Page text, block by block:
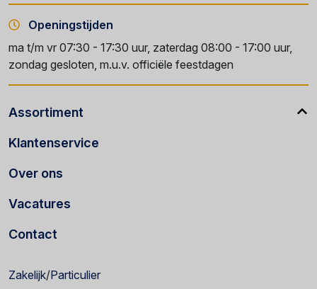
Openingstijden
ma t/m vr 07:30 - 17:30 uur, zaterdag 08:00 - 17:00 uur,
zondag gesloten, m.u.v. officiële feestdagen
Assortiment
Klantenservice
Over ons
Vacatures
Contact
Zakelijk/Particulier